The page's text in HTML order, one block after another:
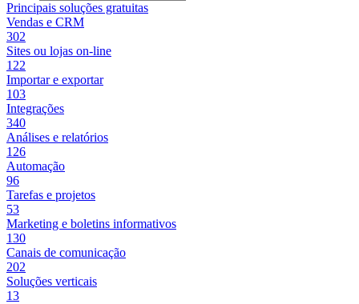
Principais soluções gratuitas
Vendas e CRM
302
Sites ou lojas on-line
122
Importar e exportar
103
Integrações
340
Análises e relatórios
126
Automação
96
Tarefas e projetos
53
Marketing e boletins informativos
130
Canais de comunicação
202
Soluções verticais
13